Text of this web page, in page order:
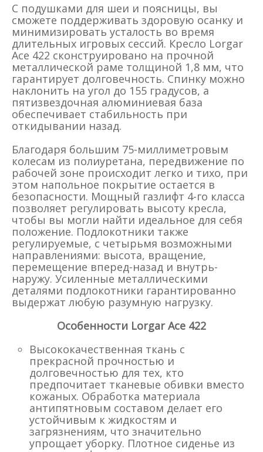
С подушками для шеи и поясницы, вы
сможете поддерживать здоровую осанку и
минимизировать усталость во время
длительных игровых сессий. Кресло Lorgar
Ace 422 сконструировано на прочной
металлической раме толщиной 1,8 мм, что
гарантирует долговечность. Спинку можно
наклонить на угол до 155 градусов, а
пятизвездочная алюминиевая база
обеспечивает стабильность при
откидывании назад.
Благодаря большим 75-миллиметровым
колесам из полиуретана, передвижение по
рабочей зоне происходит легко и тихо, при
этом напольное покрытие остается в
безопасности. Мощный газлифт 4-го класса
позволяет регулировать высоту кресла,
чтобы вы могли найти идеальное для себя
положение. Подлокотники также
регулируемые, с четырьмя возможными
направлениями: высота, вращение,
перемещение вперед-назад и внутрь-
наружу. Усиленные металлическими
деталями подлокотники гарантированно
выдержат любую разумную нагрузку.
Особенности Lorgar Ace 422
Высококачественная ткань с
прекрасной прочностью и
долговечностью для тех, кто
предпочитает тканевые обивки вместо
кожаных. Обработка материала
антипятновым составом делает его
устойчивым к жидкостям и
загрязнениям, что значительно
упрощает уборку. Плотное сиденье из